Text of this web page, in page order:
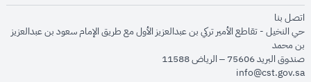
اتصل بنا
حي النخيل - تقاطع الأمير تركي بن عبدالعزيز الأول مع طريق الإمام سعود بن عبدالعزيز
بن محمد
صندوق البريد 75606 – الرياض 11588
info@cst.gov.sa